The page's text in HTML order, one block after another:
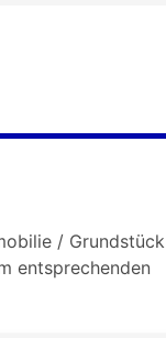
/ Grundstück
entsprechenden